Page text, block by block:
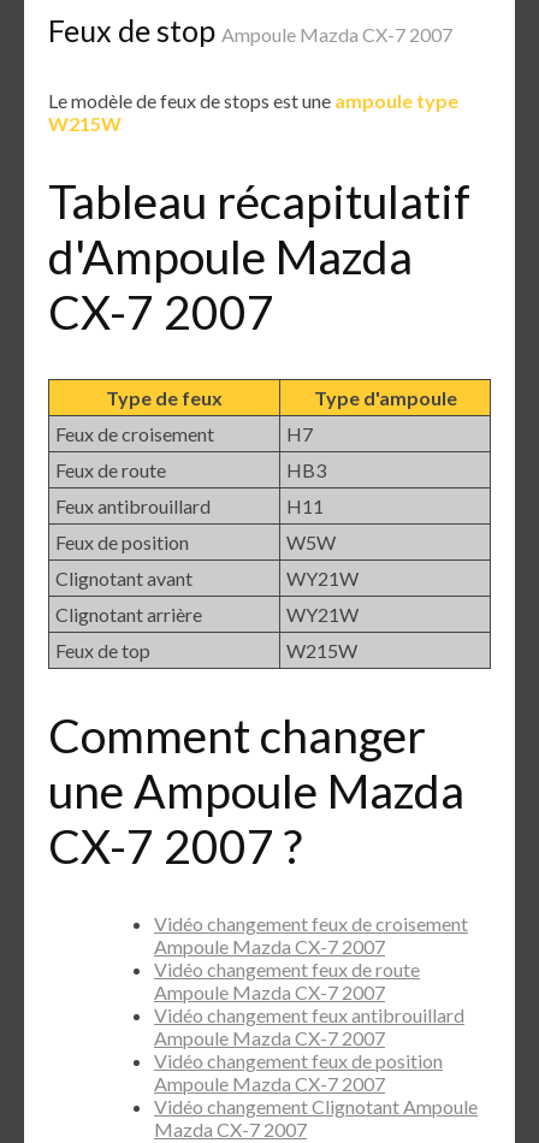
Feux de stop Ampoule Mazda CX-7 2007
Le modèle de feux de stops est une ampoule type
W215W
Tableau récapitulatif
d'Ampoule Mazda
CX-7 2007
Type de feux
Type d'ampoule
Feux de croisement
H7
Feux de route
HB3
Feux antibrouillard
H11
Feux de position
W5W
Clignotant avant
WY21W
Clignotant arrière
WY21W
Feux de top
W215W
Comment changer
une Ampoule Mazda
CX-7 2007 ?
Vidéo changement feux de croisement
Ampoule Mazda CX-7 2007
Vidéo changement feux de route
Ampoule Mazda CX-7 2007
Vidéo changement feux antibrouillard
Ampoule Mazda CX-7 2007
Vidéo changement feux de position
Ampoule Mazda CX-7 2007
Vidéo changement Clignotant Ampoule
Mazda CX-7 2007